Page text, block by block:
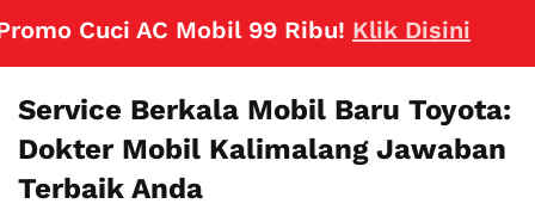
AC Mobil 99 Ribu!Klik Disini
Service Berkala Mobil Baru Toyota:
Dokter Mobil Kalimalang Jawaban
Terbaik Anda